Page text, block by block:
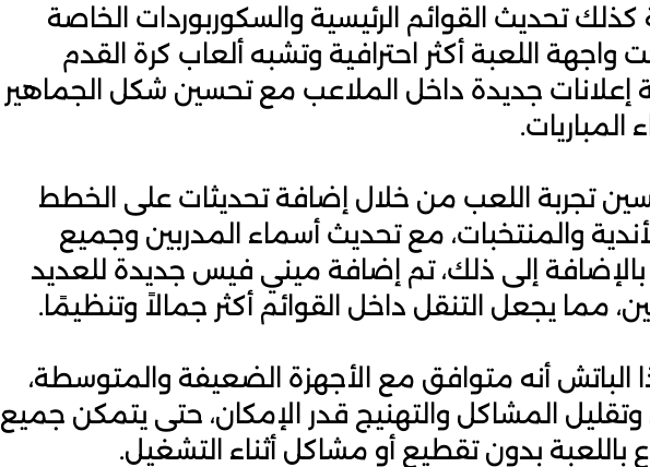
كذلك تحديث القوائم الرئيسية والسكوربوردات الخاصة
واجهة اللعبة أكثر احترافية وتشبه ألعاب كرة القدم
إعلانات جديدة داخل الملاعب مع تحسين شكل الجماهير
المباريات.
تجربة اللعب من خلال إضافة تحديثات على الخطط
والمنتخبات، مع تحديث أسماء المدربين وجميع
بالإضافة إلى ذلك، تم إضافة ميني فيس جديدة للعديد
مما يجعل التنقل داخل القوائم أكثر جمالاً وتنظيمًا.
أنه متوافق مع الأجهزة الضعيفة والمتوسطة،
المشاكل والتهنيج قدر الإمكان، حتى يتمكن جميع
باللعبة بدون تقطيع أو مشاكل أثناء التشغيل.